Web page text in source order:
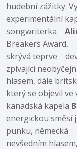
hudební zážitky.
experimentální
songwriterka
Breakers Award,
skrývá teprve
zpívající
hlasem, dále
který se objevil
kanadská kapela
energickou směsí
punku, německá
nevšedním